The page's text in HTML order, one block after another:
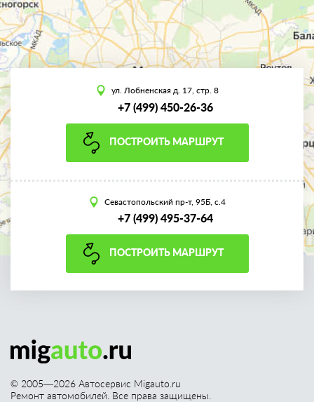
ул. Лобненская д. 17, стр. 8
+7 (499) 450-26-36
ПОСТРОИТЬ МАРШРУТ
Севастопольский пр-т, 95Б, с.4
+7 (499) 495-37-64
ПОСТРОИТЬ МАРШРУТ
© 2005—2026 Автосервис Migauto.ru
Ремонт автомобилей. Все права защищены.